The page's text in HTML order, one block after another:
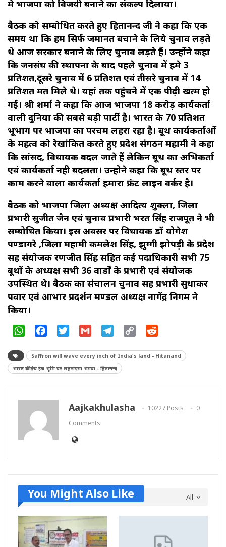
मे भाजपा को विजयी बनाने का संकल्प दिलाया।
बैठक को सम्बोधित करते हुए हितानन्द जी ने कहा कि एक
समय था कि हम सिर्फ जमानत बचाने के लिये चुनाव लड़ते
थे आज सरकार बनाने के लिए चुनाव लड़ते हैं। उन्होंने कहा
कि जनसंघ की स्थापना के बाद पहले चुनाव में हमे 3
प्रतिशत,दूसरे चुनाव में 6 प्रतिशत एवं तीसरे चुनाव में 14
प्रतिशत मत मिले थे। यहां तक पहुंचने में एक पीढ़ी खत्म हो
गई। श्री शर्मा ने कहा कि आज भाजपा 18 करोड़ कार्यकर्ता
वाली दुनिया की सबसे बड़ी पार्टी है। भारत के 70 प्रतिशत
भूभाग पर भाजपा का परचम लहरा रहा है। बूथ कार्यकर्ताओं
के महत्व को रेखांकित करते हुए प्रदेश संगठन महामंत्री ने कहा
कि सांसद, विधायक बदल जाते हैं लेकिन बूथ का अभिकर्ता
एवं कार्यकर्ता नही बदलता। उन्होने कहा कि बूथ स्तर पर
काम करने वाला कार्यकर्ता हमारा फ्रंट लाइन वर्कर है।
बैठक को भाजपा जिला अध्यक्ष आदित्य शुक्ला, जिला
प्रभारी सुजीत जैन एवं चुनाव प्रभारी भरत सिंह राजपूत ने भी
सम्बोधित किया। इस अवसर पर विधायक डॉ योगेश
पण्डागरे ,जिला महामंत्री कमलेश सिंह, झुग्गी झोपड़ी के प्रदेश
सह संयोजक रणजीत सिंह सहित कई पदाधिकारी सभी 75
बूथों के अध्यक्ष सभी 36 वार्डों के प्रभारी एवं संयोजक
उपस्थित थे। बैठक का संचालन चुनाव सह प्रभारी सुधाकर
पवार एवं आभार प्रदर्शन मण्डल अध्यक्ष नागेंद्र निगम ने
किया।
WhatsAppFacebookTwitter Gmail Telegram
Copy
Saffron will wave every inch of India's land - Hitanand
भारत की इंच इंच भूमि पर लहराएगा भगवा - हितानन्द
Aajkakhulasha 10227 Posts
0
Comments
All
You Might Also Like